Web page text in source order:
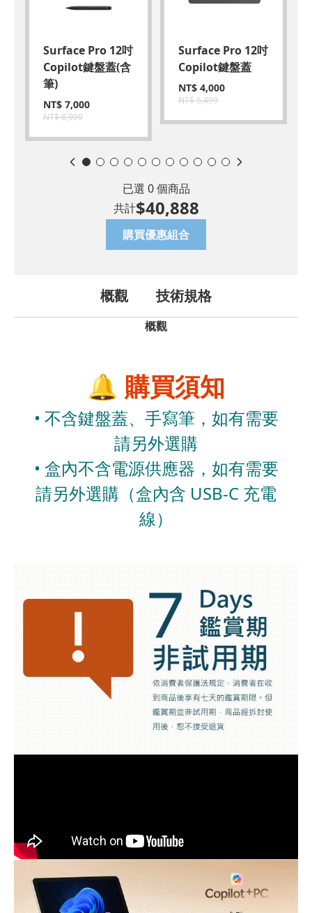
Surface Pro 12吋
Copilot鍵盤蓋(含
筆)
NT$ 7,000
NT$8,999
Surface Pro 12吋
Copilot鍵盤蓋
NT$ 4,000
NT$5,499
已選 0個商品
共計$40,888
購買優惠組合
概觀 技術規格
概觀
🔔 購買須知
• 不含鍵盤蓋、手寫筆，如有需要
請另外選購
• 盒內不含電源供應器，如有需要
請另外選購（盒內含 USB-C 充電
線）